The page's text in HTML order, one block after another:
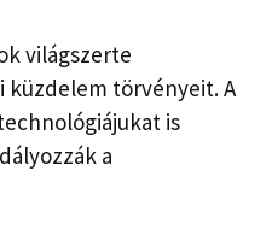
világszerte
küzdelem törvényeit. A
is
a